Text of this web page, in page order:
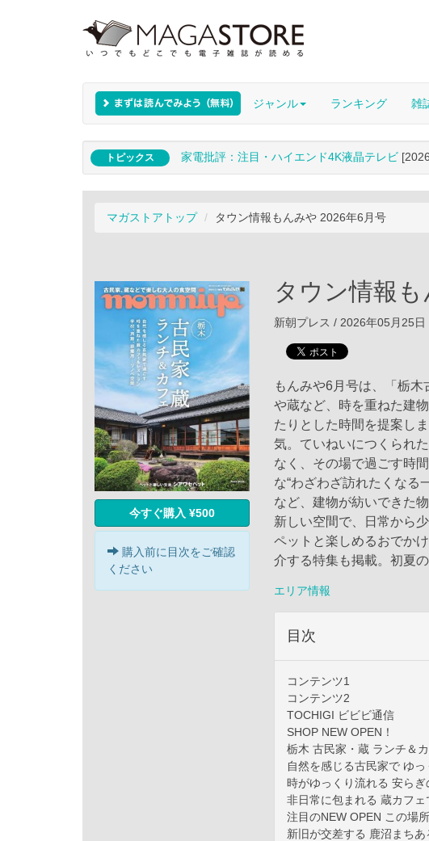
ジャンル ランキング 雑
トピックス 家電批評：注目・ハイエンド4K液晶テレビ
マガストアトップ タウン情報もんみや 2026年6月号
今すぐ購入 ¥500
購入前に目次をご確認
ください
タウン情報
新朝プレス / 2026年05月25
もんみや6月号は、「栃
や蔵など、時を重ねた建
たりとした時間を提案し
気。ていねいにつくられ
なく、その場で過ごす時
な“わざわざ訪れたくなる
など、建物が紡いできた
新しい空間で、日常から
ペットと楽しめるおでか
介する特集も掲載。初夏
エリア情報
目次
コンテンツ1
コンテンツ2
TOCHIGI ビビビ通信
SHOP NEW OPEN！
栃木 古民家・蔵 ランチ＆
自然を感じる古民家で ゆっ
時がゆっくり流れる 安らぎ
非日常に包まれる 蔵カフェ
注目のNEW OPEN この場
新旧が交差する 鹿沼まちあ